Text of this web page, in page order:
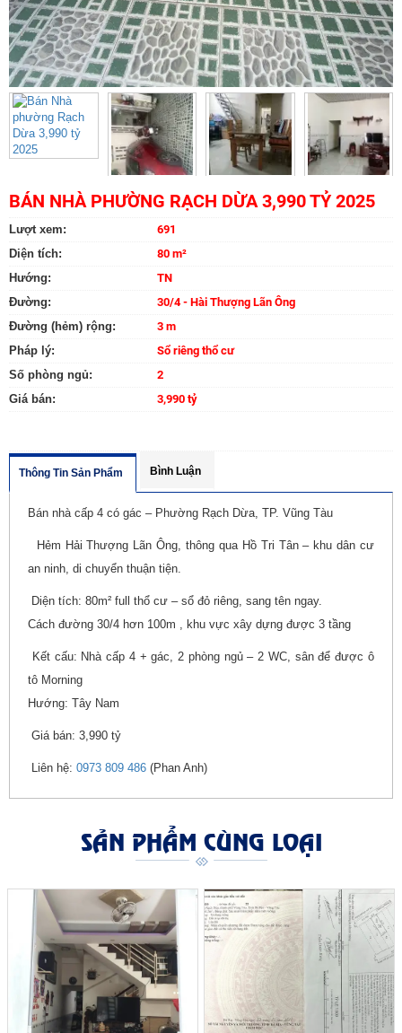
BÁN NHÀ PHƯỜNG RẠCH DỪA 3,990 TỶ 2025
Lượt xem:
691
Diện tích:
80 m²
Hướng:
TN
Đường:
30/4 - Hài Thượng Lãn Ông
Đường (hẻm) rộng:
3 m
Pháp lý:
Sổ riêng thổ cư
Số phòng ngủ:
2
Giá bán:
3,990 tỷ
Thông Tin Sản Phẩm Bình Luận
Bán nhà cấp 4 có gác – Phường Rạch Dừa, TP. Vũng Tàu
Hẻm Hải Thượng Lãn Ông, thông qua Hồ Tri Tân – khu dân cư
an ninh, di chuyển thuận tiện.
Diện tích: 80m² full thổ cư – sổ đỏ riêng, sang tên ngay.
Cách đường 30/4 hơn 100m , khu vực xây dựng được 3 tầng
Kết cấu: Nhà cấp 4 + gác, 2 phòng ngủ – 2 WC, sân để được ô
tô Morning
Hướng: Tây Nam
Giá bán: 3,990 tỷ
Liên hệ: 0973 809 486 (Phan Anh)
SẢN PHẨM CÙNG LOẠI